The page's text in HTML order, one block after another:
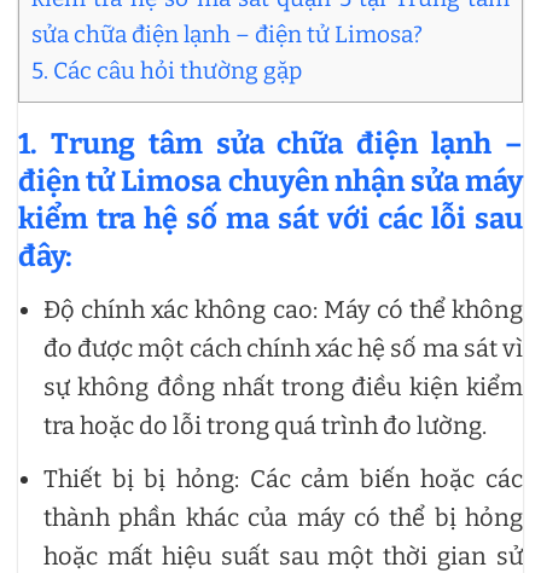
sửa chữa điện lạnh – điện tử Limosa?
5. Các câu hỏi thường gặp
1. Trung tâm sửa chữa điện lạnh –
điện tử Limosa chuyên nhận sửa máy
kiểm tra hệ số ma sát với các lỗi sau
đây:
Độ chính xác không cao: Máy có thể không
đo được một cách chính xác hệ số ma sát vì
sự không đồng nhất trong điều kiện kiểm
tra hoặc do lỗi trong quá trình đo lường.
Thiết bị bị hỏng: Các cảm biến hoặc các
thành phần khác của máy có thể bị hỏng
hoặc mất hiệu suất sau một thời gian sử